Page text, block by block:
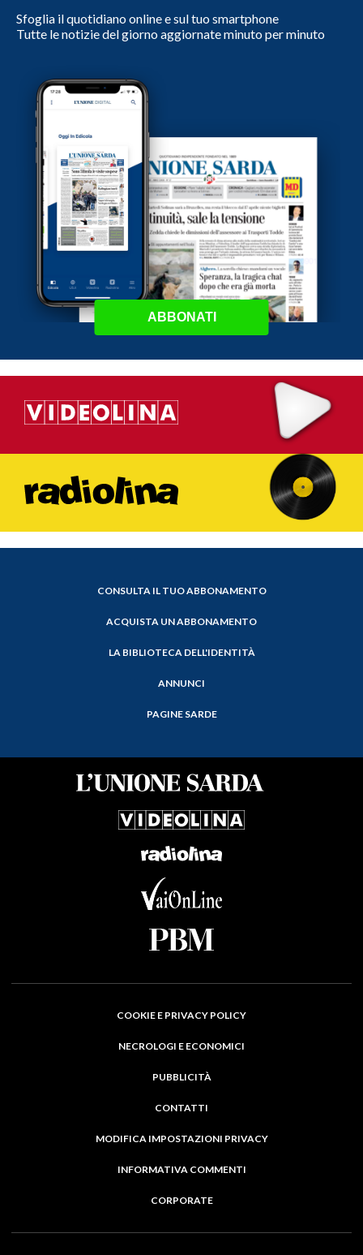
Sfoglia il quotidiano online e sul tuo smartphone
Tutte le notizie del giorno aggiornate minuto per minuto
ABBONATI
CONSULTA IL TUO ABBONAMENTO
ACQUISTA UN ABBONAMENTO
LA BIBLIOTECA DELL'IDENTITÀ
ANNUNCI
PAGINE SARDE
COOKIE E PRIVACY POLICY
NECROLOGI E ECONOMICI
PUBBLICITÀ
CONTATTI
MODIFICA IMPOSTAZIONI PRIVACY
INFORMATIVA COMMENTI
CORPORATE